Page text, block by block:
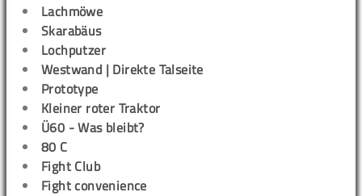
Lachmöwe
Skarabäus
Lochputzer
Westwand | Direkte Talseite
Prototype
Kleiner roter Traktor
Ü60 - Was bleibt?
80 C
Fight Club
Fight convenience